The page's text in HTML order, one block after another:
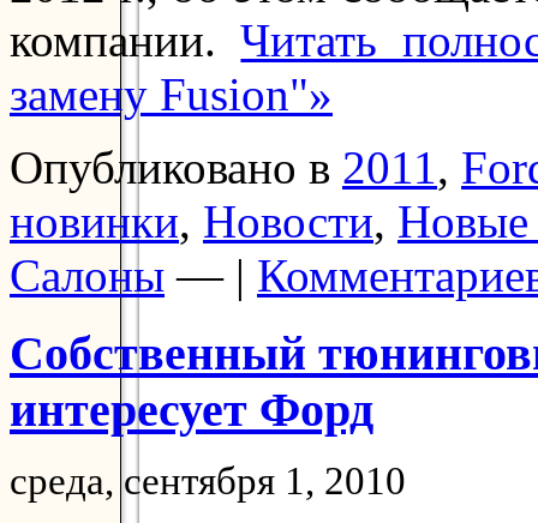
компании.Читать
замену Fusion"»
Опубликовано в 2011,
новинки, Новости, Новые
Салоны — |
Собственный
интересует Форд
среда, сентября 1, 2010